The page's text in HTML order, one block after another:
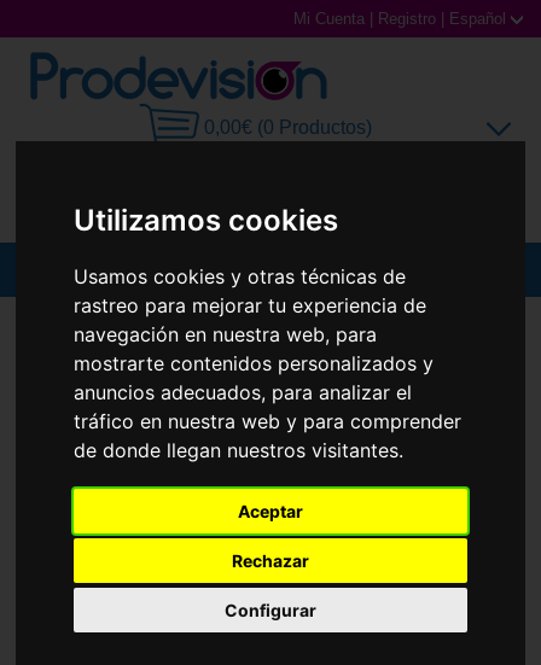
Utilizamos cookies
Usamos cookies y otras técnicas de
rastreo para mejorar tu experiencia de
navegación en nuestra web, para
mostrarte contenidos personalizados y
anuncios adecuados, para analizar el
tráfico en nuestra web y para comprender
de donde llegan nuestros visitantes.
Aceptar
Rechazar
Configurar
Mi Cuenta Registro Español
0,00€ (0 Productos)
Gafas de Sol
Gafas Graduadas
Gafas Deportivas
Lentillas
Accesorios
CAROLINA HERRERA